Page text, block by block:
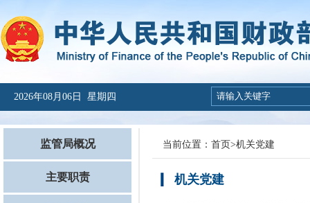
2026年08月06日 星期四
监管局概况
主要职责
当前位置： 首页>机关党建
机关党建